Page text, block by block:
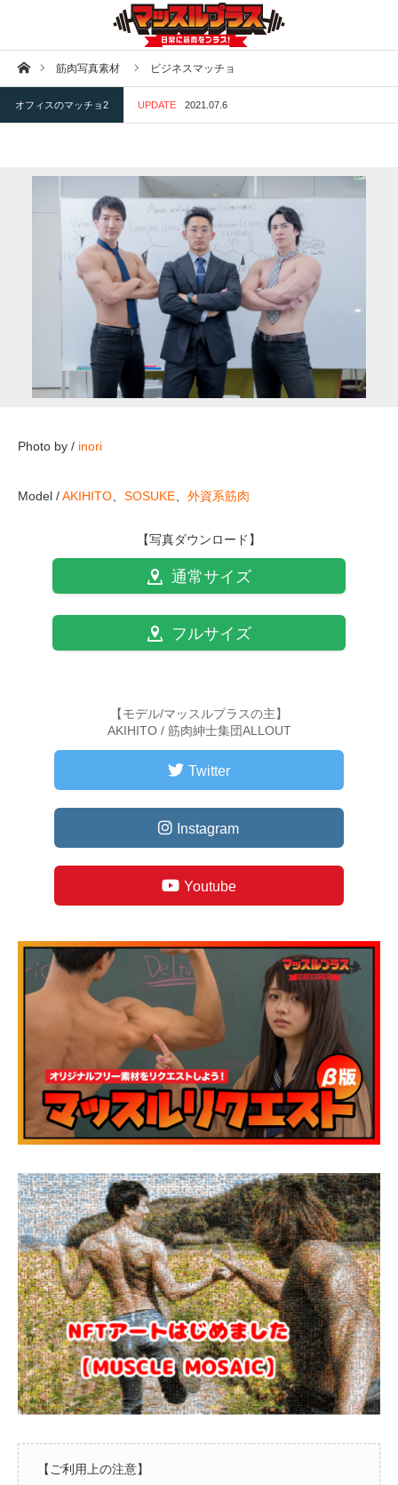
ホーム筋肉写真素材 ビジネスマッチョ
オフィスのマッチョ2 UPDATE 2021.07.6
Photo by / inori
Model /AKIHITO SOSUKE 外資系筋肉
【写真ダウンロード】
通常サイズ
フルサイズ
【モデル/マッスルプラスの主】
AKIHITO / 筋肉紳士集団ALLOUT
Twitter
Instagram
Youtube
【ご利用上の注意】